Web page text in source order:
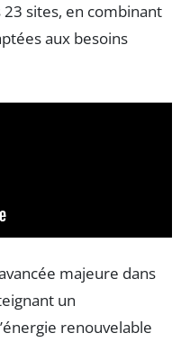
23 sites, en combinant
aux besoins
majeure dans
un
renouvelable